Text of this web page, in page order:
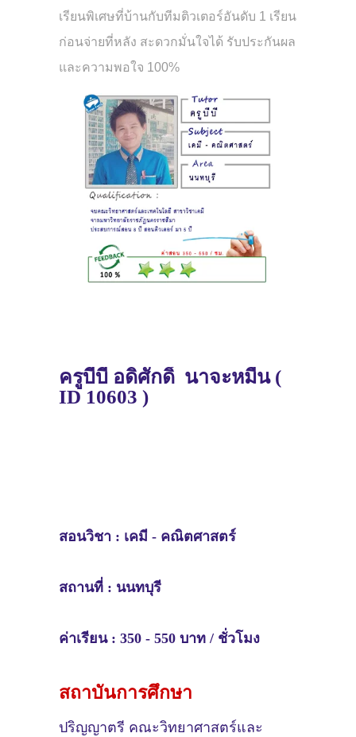
เรียนพิเศษที่บ้านกับทีมติวเตอร์อันดับ 1 เรียน
ก่อนจ่ายที่หลัง สะดวกมั่นใจได้ รับประกันผล
และความพอใจ 100%
ครูบีบี อดิศักดิ์ นาจะหมื่น (
ID 10603 )
สอนวิชา : เคมี - คณิตศาสตร์
สถานที่ : นนทบุรี
ค่าเรียน : 350 - 550 บาท / ชั่วโมง
สถาบันการศึกษา
ปริญญาตรี คณะวิทยาศาสตร์และ